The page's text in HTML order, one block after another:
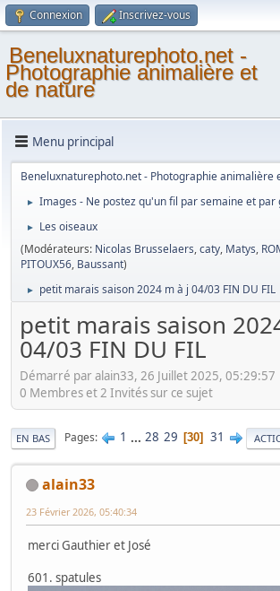
Connexion Inscrivez-vous
Beneluxnaturephoto.net -
Photographie animalière et
de nature
Menu principal
Beneluxnaturephoto.net - Photographie animalière
► Images - Ne postez qu'un fil par semaine et par
►
Les oiseaux
(Modérateurs: Nicolas Brusselaers,caty, Matys,
PITOUX56, Baussant)
► petit marais saison 2024 m à j 04/03 FIN DU FIL
petit marais saison
04/03 FIN DU FIL
Démarré par alain33, 26 Juillet 2025, 05:29:57
0 Membres et 2 Invités sur ce sujet
EN BAS Pages 1 ... 28 29 30 31
alain33
23 Février 2026, 05:40:34
merci Gauthier et José
601. spatules